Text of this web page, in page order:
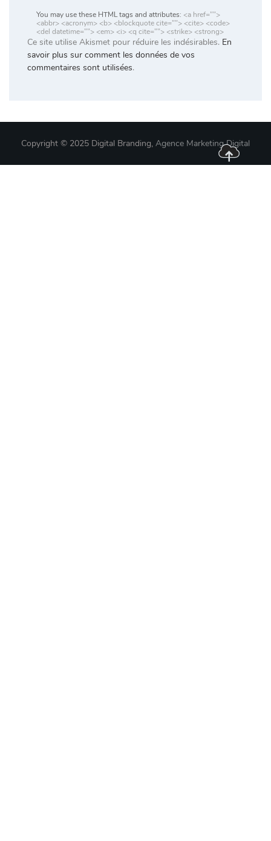
You may use these HTML tags and attributes: <a href="">
<abbr> <acronym> <b> <blockquote cite=""> <cite> <code>
<del datetime=""> <em> <i> <q cite=""> <strike> <strong>
Ce site utilise Akismet pour réduire les indésirables. En
savoir plus sur comment les données de vos
commentaires sont utilisées.
Copyright © 2025 Digital Branding, Agence Marketing Digital